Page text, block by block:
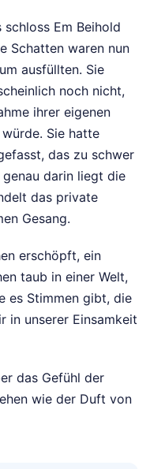
schloss Em Beihold
Schatten waren nun
ausfüllten. Sie
noch nicht,
ihrer eigenen
Sie hatte
das zu schwer
darin liegt die
das private
Gesang.
erschöpft, ein
taub in einer Welt,
es Stimmen gibt, die
in unserer Einsamkeit
das Gefühl der
wie der Duft von